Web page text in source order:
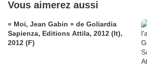
Vous aimerez aussi
« Moi, Jean Gabin » de Goliardia
Sapienza, Editions Attila, 2012 (It),
2012 (F)